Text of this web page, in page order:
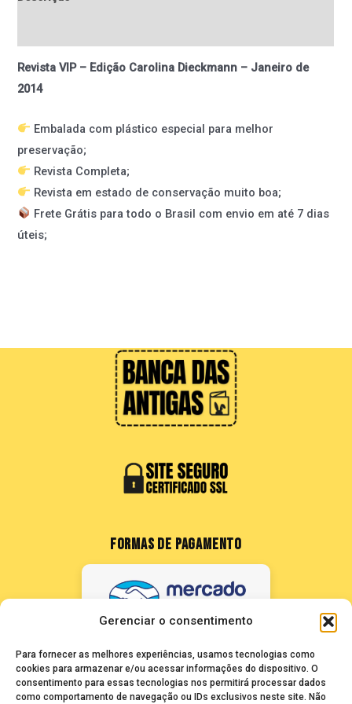
Gerenciar o consentimento
Para fornecer as melhores experiências, usamos tecnologias como
cookies para armazenar e/ou acessar informações do dispositivo. O
consentimento para essas tecnologias nos permitirá processar dados
como comportamento de navegação ou IDs exclusivos neste site. Não
Revista VIP – Edição Carolina Dieckmann – Janeiro de
2014
Embalada com plástico especial para melhor
preservação;
Revista Completa;
Revista em estado de conservação muito boa;
Frete Grátis para todo o Brasil com envio em até 7 dias
úteis;
FORMAS DE PAGAMENTO